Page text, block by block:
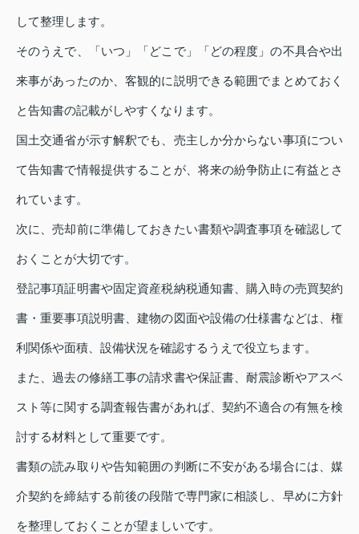
して整理します。
そのうえで、「いつ」「どこで」「どの程度」の不具合や出
来事があったのか、客観的に説明できる範囲でまとめておく
と告知書の記載がしやすくなります。
国土交通省が示す解釈でも、売主しか分からない事項につい
て告知書で情報提供することが、将来の紛争防止に有益とさ
れています。
次に、売却前に準備しておきたい書類や調査事項を確認して
おくことが大切です。
登記事項証明書や固定資産税納税通知書、購入時の売買契約
書・重要事項説明書、建物の図面や設備の仕様書などは、権
利関係や面積、設備状況を確認するうえで役立ちます。
また、過去の修繕工事の請求書や保証書、耐震診断やアスベ
スト等に関する調査報告書があれば、契約不適合の有無を検
討する材料として重要です。
書類の読み取りや告知範囲の判断に不安がある場合には、媒
介契約を締結する前後の段階で専門家に相談し、早めに方針
を整理しておくことが望ましいです。